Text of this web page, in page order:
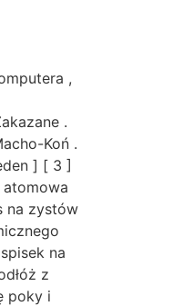
,
.
Koń .
] [ 3 ]
na zystów
na
z
poky i